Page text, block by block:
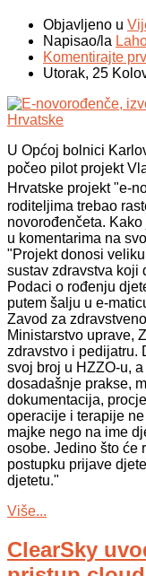
Objavljeno u
Napisao/la
Komentirajte
Utorak, 25
U Općoj bolnici
počeo pilot projekt
Hrvatske projekt "e-
roditeljima trebao
novorođenčeta.
u komentarima na
"Projekt donosi
sustav zdravstva koji
Podaci o rođenju
putem šalju u e-
Zavod za
Ministarstvo uprave,
zdravstvo i pedijatru.
svoj broj u HZZO-u,
dosadašnje prakse,
dokumentacija,
operacije i terapije
majke nego na ime
osobe. Jedino što će
postupku prijave
djetetu."
Više...
ClearSky